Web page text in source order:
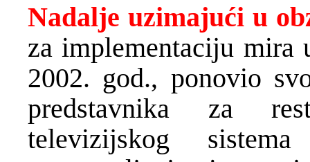
Nadalje uzimajući u
za implementaciju mira
2002. god., ponovio
predstavnika za
televizijskog